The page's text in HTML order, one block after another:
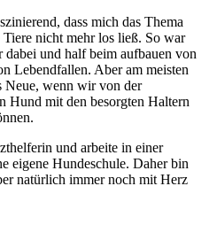
dass mich das Thema
nicht mehr los ließ. So war
und half beim aufbauen von
Lebendfallen. Aber am meisten
Neue, wenn wir von der
Hund mit den besorgten Haltern
und arbeite in einer
eigene Hundeschule. Daher bin
natürlich immer noch mit Herz